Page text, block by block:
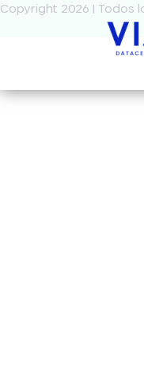
Copyright 2026 | Todos